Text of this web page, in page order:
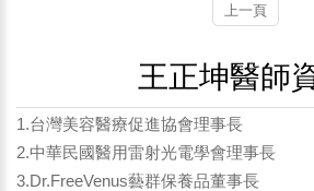
上一頁
王正坤醫師
1.台灣美容醫療促進協會理事長
2.中華民國醫用雷射光電學會理事長
3.Dr.FreeVenus藝群保養品董事長